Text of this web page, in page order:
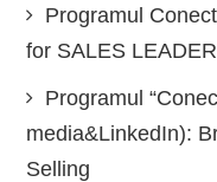
Programul
for SALES
Programul
media&LinkedIn):
Selling